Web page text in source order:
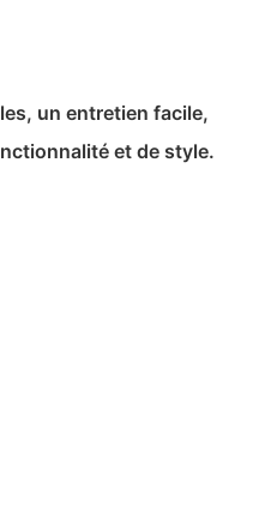
un entretien facile,
et de style.